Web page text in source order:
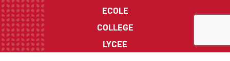
ECOLE
COLLEGE
LYCEE